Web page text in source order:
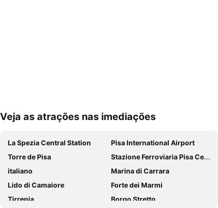
Ampliar mapa
Veja as atrações nas imediações
La Spezia Central Station
Pisa International Airport
Torre de Pisa
Stazione Ferroviaria Pisa Centrale
italiano
Marina di Carrara
Lido di Camaiore
Forte dei Marmi
Tirrenia
Borgo Stretto